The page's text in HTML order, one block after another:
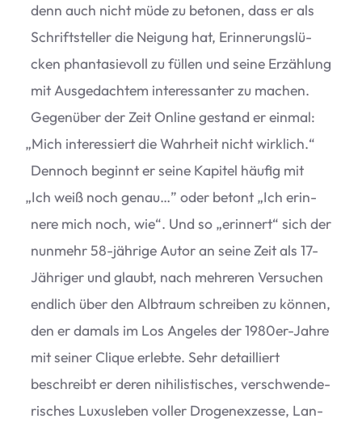
denn auch nicht müde zu beto­nen, dass er als
Schrift­stel­ler die Nei­gung hat, Erin­ne­rungs­lü­
cken phan­ta­sie­voll zu fül­len und seine Erzäh­lung
mit Aus­ge­dach­tem inter­es­san­ter zu machen.
Gegen­über der Zeit Online gestand er ein­mal:
„Mich inter­es­siert die Wahr­heit nicht wirk­lich.“
Den­noch beginnt er seine Kapi­tel häu­fig mit
„Ich weiß noch genau…” oder betont „Ich erin­
nere mich noch, wie“. Und so „erin­nert“ sich der
nun­mehr 58-jäh­rige Autor an seine Zeit als 17-
Jäh­ri­ger und glaubt, nach meh­re­ren Ver­su­chen
end­lich über den Alb­traum schrei­ben zu kön­nen,
den er damals im Los Ange­les der 1980er-Jahre
mit sei­ner Cli­que erlebte. Sehr detail­liert
beschreibt er deren nihi­lis­ti­sches, ver­schwen­de­
ri­sches Luxus­le­ben vol­ler Dro­gen­ex­zesse, Lan­